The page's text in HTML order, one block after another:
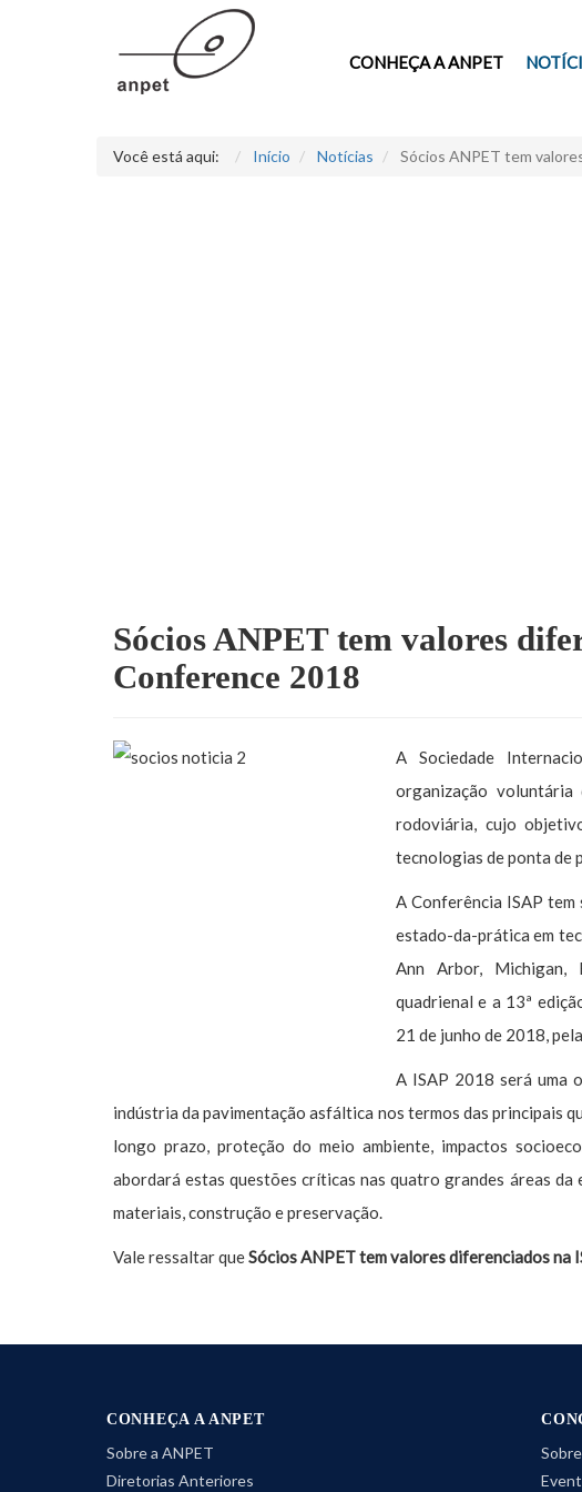
CONHEÇA A ANPET
Você está aqui: Início Notícias Sócios ANPET tem
Sócios ANPET tem valores
Conference 2018
A Sociedade
organização voluntária
rodoviária, cujo
tecnologias de ponta de
A Conferência ISAP
estado-da-prática em
Ann Arbor, Michigan,
quadrienal e a 13ª
21 de junho de 2018,
A ISAP 2018 será uma
indústria da pavimentação asfáltica nos termos das principais
longo prazo, proteção do meio ambiente, impactos
abordará estas questões críticas nas quatro grandes áreas
materiais, construção e preservação.
Vale ressaltar queSócios ANPET tem valores diferenciados na
CONHEÇA A ANPET
Sobre a ANPET
Diretorias Anteriores